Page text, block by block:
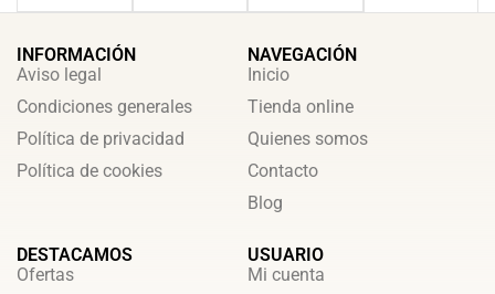
INFORMACIÓN
Aviso legal
Condiciones generales
Política de privacidad
Política de cookies
NAVEGACIÓN
Inicio
Tienda online
Quienes somos
Contacto
Blog
DESTACAMOS
Ofertas
USUARIO
Mi cuenta